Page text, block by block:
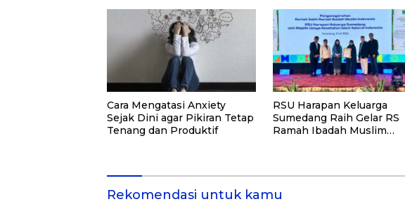
UI
Cara Mengatasi Anxiety
Sejak Dini agar Pikiran Tetap
Tenang dan Produktif
RSU Harapan Keluarga
Sumedang Raih Gelar RS
Ramah Ibadah Muslim
Rekomendasi untuk kamu